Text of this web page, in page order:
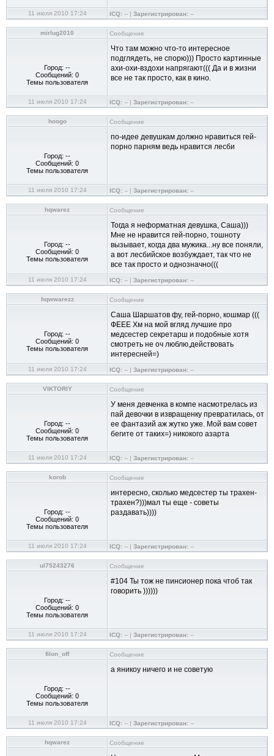
11 июля 2010 17:24 ICQ: -- | Зарегистрирован: --
mirlug2010 Сообщение
Город: --
Сообщений: 0
Темы пользователя
Что там можно что-то интересное
подглядеть, не спорю))) Просто картинные
ахи-охи-вздохи напрягают((( Да и в жизни
все не так просто, как в кино.
11 июля 2010 17:24 ICQ: -- | Зарегистрирован: --
hoogo Сообщение
Город: --
Сообщений: 0
Темы пользователя
по-идее девушкам должно нравиться гей-
порно парням ведь нравится лесби
11 июля 2010 17:24 ICQ: -- | Зарегистрирован: --
hqwarez Сообщение
Город: --
Сообщений: 0
Темы пользователя
Тогда я неформатная девушка, Саша)))
Мне не нравится гей-порно, тошноту
вызывает, когда два мужика...ну все поняли,
а вот лесбийское возбуждает, так что не
все так просто и однозначно(((
11 июля 2010 17:24 ICQ: -- | Зарегистрирован: --
hqwwarezz Сообщение
Город: --
Сообщений: 0
Темы пользователя
Саша Шаршатов фу, гей-порно, кошмар (((
ФЕЕЕ Хм на мой вгляд лучшие про
медсестер секретарш и подобные хотя
смотреть не оч люблю,действовать
интересней=)
11 июля 2010 17:24 ICQ: -- | Зарегистрирован: --
VIKTORIY Сообщение
Город: --
Сообщений: 0
Темы пользователя
У меня девченка в компе насмотрелась из
пай девочки в извращенку превратилась, от
ее фантазий аж жутко уже. Мой вам совет
бегите от таких=) никокого азарта
11 июля 2010 17:24 ICQ: -- | Зарегистрирован: --
korob Сообщение
Город: --
Сообщений: 0
Темы пользователя
интересно, сколько медсестер ты трахен-
трахен?)))мал ты еще - советы
раздавать))))
11 июля 2010 17:24 ICQ: -- | Зарегистрирован: --
ul75243276 Сообщение
Город: --
Сообщений: 0
Темы пользователя
#104 Ты тож не пинсионер пока чтоб так
говорить ))))))
11 июля 2010 17:24 ICQ: -- | Зарегистрирован: --
filon_off Сообщение
Город: --
Сообщений: 0
Темы пользователя
а яникоу ничего и не советую
11 июля 2010 17:24 ICQ: -- | Зарегистрирован: --
hqwarez Сообщение